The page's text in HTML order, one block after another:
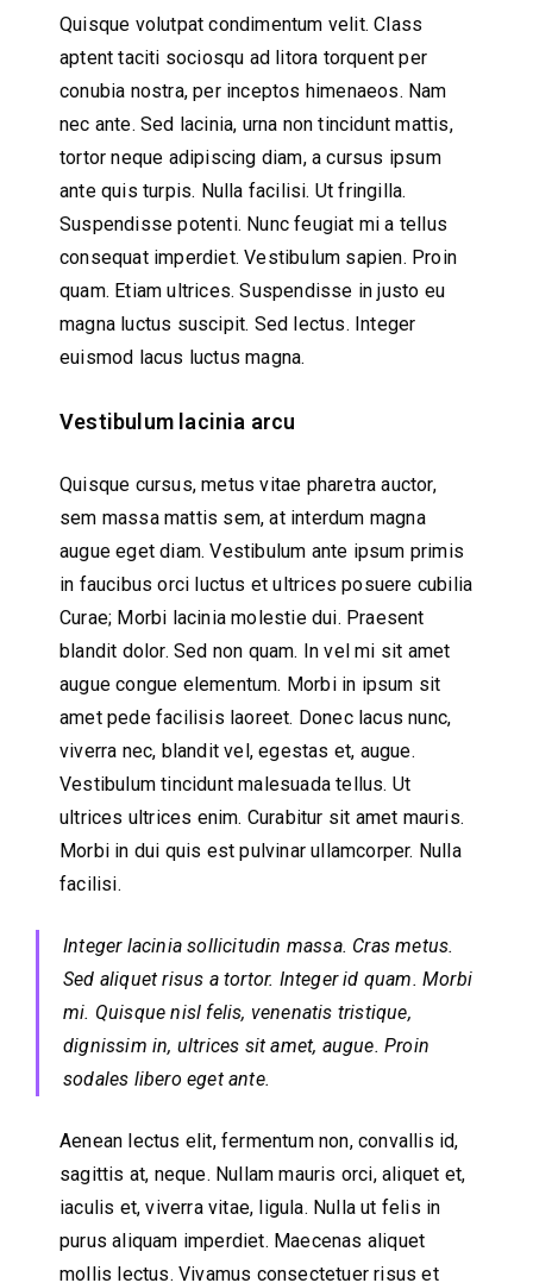
Quisque volutpat condimentum velit. Class
aptent taciti sociosqu ad litora torquent per
conubia nostra, per inceptos himenaeos. Nam
nec ante. Sed lacinia, urna non tincidunt mattis,
tortor neque adipiscing diam, a cursus ipsum
ante quis turpis. Nulla facilisi. Ut fringilla.
Suspendisse potenti. Nunc feugiat mi a tellus
consequat imperdiet. Vestibulum sapien. Proin
quam. Etiam ultrices. Suspendisse in justo eu
magna luctus suscipit. Sed lectus. Integer
euismod lacus luctus magna.
Vestibulum lacinia arcu
Quisque cursus, metus vitae pharetra auctor,
sem massa mattis sem, at interdum magna
augue eget diam. Vestibulum ante ipsum primis
in faucibus orci luctus et ultrices posuere cubilia
Curae; Morbi lacinia molestie dui. Praesent
blandit dolor. Sed non quam. In vel mi sit amet
augue congue elementum. Morbi in ipsum sit
amet pede facilisis laoreet. Donec lacus nunc,
viverra nec, blandit vel, egestas et, augue.
Vestibulum tincidunt malesuada tellus. Ut
ultrices ultrices enim. Curabitur sit amet mauris.
Morbi in dui quis est pulvinar ullamcorper. Nulla
facilisi.
Integer lacinia sollicitudin massa. Cras metus.
Sed aliquet risus a tortor. Integer id quam. Morbi
mi. Quisque nisl felis, venenatis tristique,
dignissim in, ultrices sit amet, augue. Proin
sodales libero eget ante.
Aenean lectus elit, fermentum non, convallis id,
sagittis at, neque. Nullam mauris orci, aliquet et,
iaculis et, viverra vitae, ligula. Nulla ut felis in
purus aliquam imperdiet. Maecenas aliquet
mollis lectus. Vivamus consectetuer risus et